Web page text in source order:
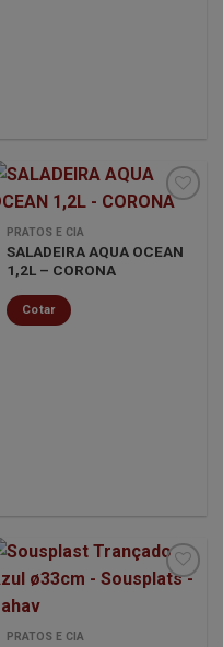
Minha
PRATOS E CIA
SALADEIRA AQUA OCEAN
1,2L – CORONA
Cotar
PRATOS E CIA